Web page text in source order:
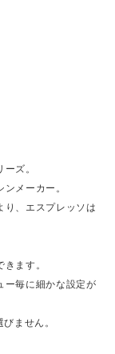
ズ。
メーカー。
り、エスプレッソは
ます。
ー毎に細かな設定が
ません。